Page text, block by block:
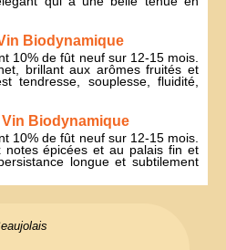
Biodynamique
10% de fût neuf sur 12-15 mois.
brillant aux arômes fruités et
tendresse, souplesse, fluidité,
Biodynamique
10% de fût neuf sur 12-15 mois.
notes épicées et au palais fin et
longue et subtilement